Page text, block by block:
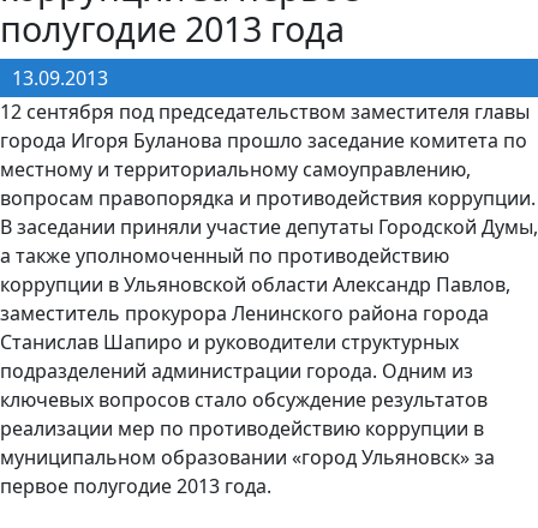
полугодие 2013 года
13.09.2013
12 сентября под председательством заместителя главы
города Игоря Буланова прошло заседание комитета по
местному и территориальному самоуправлению,
вопросам правопорядка и противодействия коррупции.
В заседании приняли участие депутаты Городской Думы,
а также уполномоченный по противодействию
коррупции в Ульяновской области Александр Павлов,
заместитель прокурора Ленинского района города
Станислав Шапиро и руководители структурных
подразделений администрации города. Одним из
ключевых вопросов стало обсуждение результатов
реализации мер по противодействию коррупции в
муниципальном образовании «город Ульяновск» за
первое полугодие 2013 года.